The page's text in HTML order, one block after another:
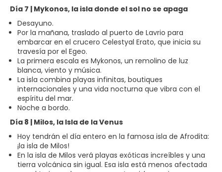
Día 7 | Mykonos, la isla donde el sol no se apaga
Desayuno.
Por la mañana, traslado al puerto de Lavrio para
embarcar en el crucero Celestyal Erato, que inicia su
travesía por el Egeo.
La primera escala es Mykonos, un remolino de luz
blanca, viento y música.
La isla combina playas infinitas, boutiques
internacionales y una vida nocturna que vibra con el
espíritu del mar.
Noche a bordo.
Día 8 | Milos, la Isla de la Venus
Hoy tendrán el día entero en la famosa isla de Afrodita:
¡la isla de Milos!
En la isla de Milos verá playas exóticas increíbles y una
tierra volcánica sin igual. Esa isla está menos afectada